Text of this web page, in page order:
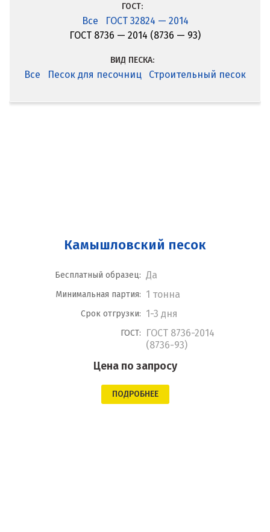
ГОСТ:
Все
ГОСТ 32824 — 2014
ГОСТ 8736 — 2014 (8736 — 93)
ВИД ПЕСКА:
Все Песок для песочниц Строительный песок
Камышловский песок
Бесплатный образец: Да
Минимальная партия: 1 тонна
Срок отгрузки: 1-3 дня
ГОСТ:
ГОСТ 8736-2014
(8736-93)
Цена по запросу
ПОДРОБНЕЕ